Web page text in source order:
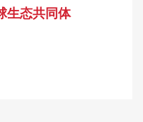
生态共同体